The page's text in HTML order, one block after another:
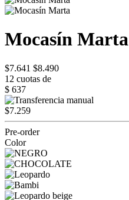
Mocasín Marta
$7.641 $8.490
12 cuotas de
$ 637
$7.259
Pre-order
Color